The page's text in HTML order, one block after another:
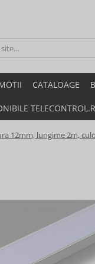
CATALOAGE
12mm, lungime 2m,